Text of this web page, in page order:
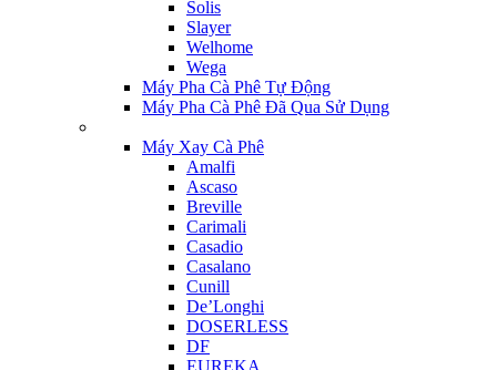
Solis
Slayer
Welhome
Wega
Máy Pha Cà Phê Tự Động
Máy Pha Cà Phê Đã Qua Sử Dụng
Máy Xay Cà Phê
Amalfi
Ascaso
Breville
Carimali
Casadio
Casalano
Cunill
De’Longhi
DOSERLESS
DF